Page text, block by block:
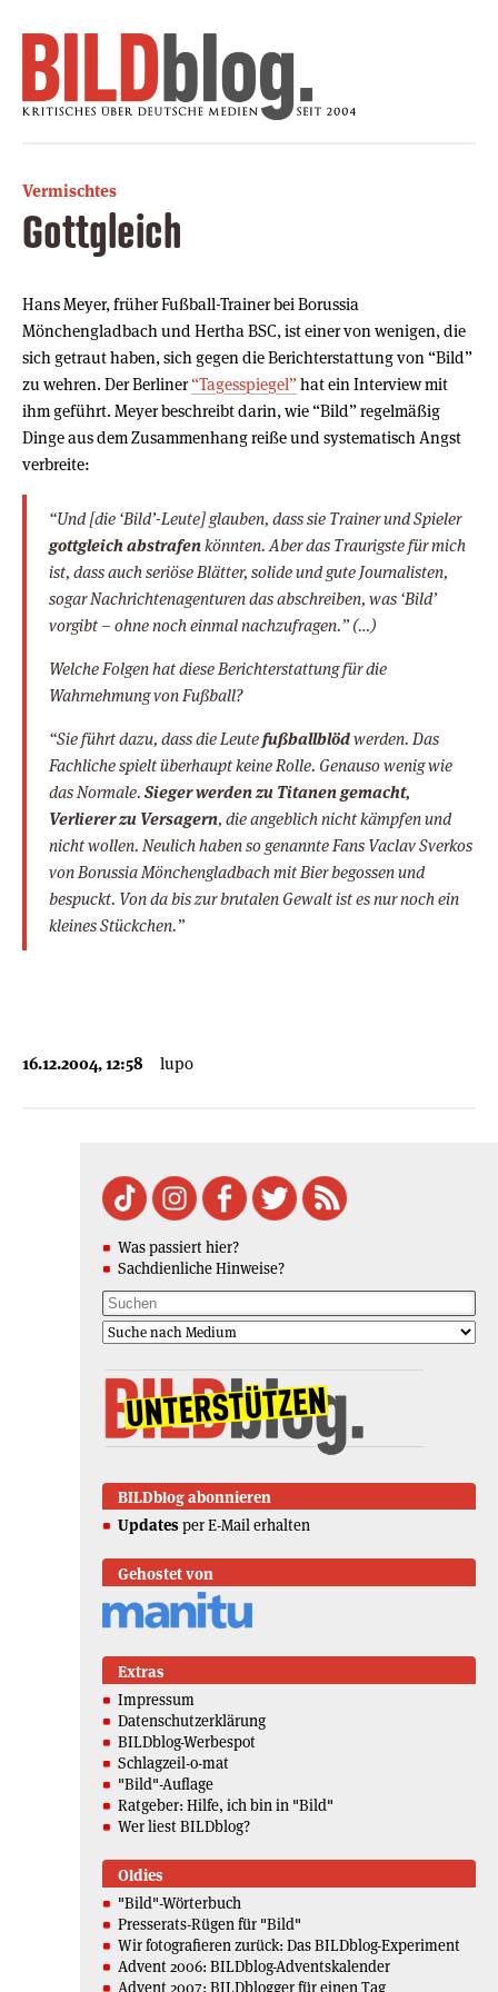
Vermischtes
Gottgleich
Hans Meyer, früher Fußball-Trainer bei Borussia
Mönchengladbach und Hertha BSC, ist einer von wenigen, die
sich getraut haben, sich gegen die Berichterstattung von “Bild”
zu wehren. Der Berliner“Tagesspiegel”hat ein Interview mit
ihm geführt. Meyer beschreibt darin, wie “Bild” regelmäßig
Dinge aus dem Zusammenhang reiße und systematisch Angst
verbreite:
“Und [die ‘Bild’-Leute] glauben, dass sie Trainer und Spieler
gottgleich abstrafenkönnten. Aber das Traurigste für mich
ist, dass auch seriöse Blätter, solide und gute Journalisten,
sogar Nachrichtenagenturen das abschreiben, was ‘Bild’
vorgibt – ohne noch einmal nachzufragen.” (…)
Welche Folgen hat diese Berichterstattung für die
Wahrnehmung von Fußball?
“Sie führt dazu, dass die Leutefußballblödwerden. Das
Fachliche spielt überhaupt keine Rolle. Genauso wenig wie
das Normale. Sieger werden zu Titanen gemacht,
Verlierer zu Versagern, die angeblich nicht kämpfen und
nicht wollen. Neulich haben so genannte Fans Vaclav Sverkos
von Borussia Mönchengladbach mit Bier begossen und
bespuckt. Von da bis zur brutalen Gewalt ist es nur noch ein
kleines Stückchen.”
16.12.2004, 12:58 lupo
Was passiert hier?
Sachdienliche Hinweise?
BILDblog abonnieren
Updates per E-Mail erhalten
Gehostet von
Extras
Impressum
Datenschutzerklärung
BILDblog-Werbespot
Schlagzeil-o-mat
"Bild"-Auflage
Ratgeber: Hilfe, ich bin in "Bild"
Wer liest BILDblog?
Oldies
"Bild"-Wörterbuch
Presserats-Rügen für "Bild"
Wir fotografieren zurück: Das BILDblog-Experiment
Advent 2006: BILDblog-Adventskalender
Advent 2007: BILDblogger für einen Tag